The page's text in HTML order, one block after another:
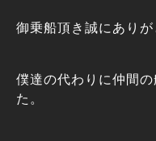
御乗船頂き誠にありが
僕達の代わりに仲間
た。